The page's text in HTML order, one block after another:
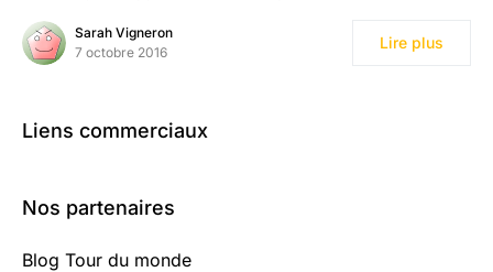
Sarah Vigneron
7 octobre 2016
Lire plus
Liens commerciaux
Nos partenaires
Blog Tour du monde